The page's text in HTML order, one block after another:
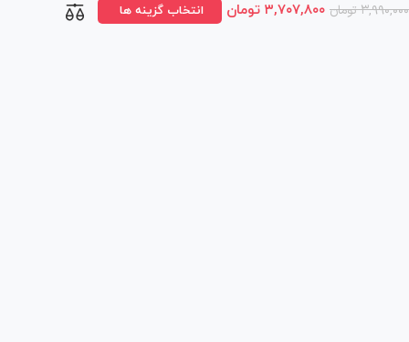
۳,۹۹۰,۰۰۰تومان ۳,۷۰۷,۸۰۰ تومان انتخاب گزینه ها